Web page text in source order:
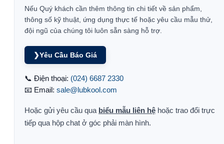
Nếu Quý khách cần thêm thông tin chi tiết về sản phẩm,
thông số kỹ thuật, ứng dụng thực tế hoặc yêu cầu mẫu thử,
đội ngũ của chúng tôi luôn sẵn sàng hỗ trợ.
❯Yêu Cầu Báo Giá
📞 Điện thoại: (024) 6687 2330
📧 Email: sale@lubkool.com
Hoặc gửi yêu cầu qua biểu mẫu liên hệ hoặc trao đổi trực
tiếp qua hộp chat ở góc phải màn hình.